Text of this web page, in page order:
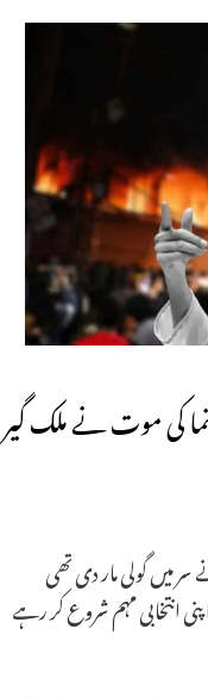
کی موت نے ملک گیر
میں گولی مار دی تھی
انتخابی مہم شروع کر رہے